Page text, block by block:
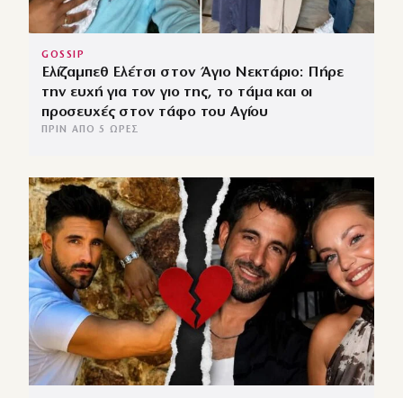
GOSSIP
Ελίζαμπεθ Ελέτσι στον Άγιο Νεκτάριο: Πήρε
την ευχή για τον γιο της, το τάμα και οι
προσευχές στον τάφο του Αγίου
ΠΡΙΝ ΑΠΌ 5 ΏΡΕΣ